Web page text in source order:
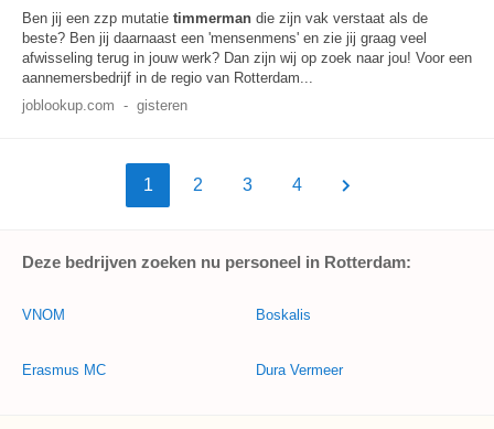
Ben jij een zzp mutatie timmerman die zijn vak verstaat als de
beste? Ben jij daarnaast een 'mensenmens' en zie jij graag veel
afwisseling terug in jouw werk? Dan zijn wij op zoek naar jou! Voor een
aannemersbedrijf in de regio van Rotterdam...
joblookup.com - gisteren
1 2 3 4
Deze bedrijven zoeken nu personeel in Rotterdam:
VNOM
Erasmus MC
Boskalis
Dura Vermeer